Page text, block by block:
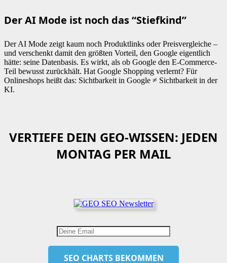
Der AI Mode ist noch das “Stiefkind”
Der AI Mode zeigt kaum noch Produktlinks oder Preisvergleiche –
und verschenkt damit den größten Vorteil, den Google eigentlich
hätte: seine Datenbasis. Es wirkt, als ob Google den E-Commerce-
Teil bewusst zurückhält. Hat Google Shopping verlernt? Für
Onlineshops heißt das: Sichtbarkeit in Google ≠ Sichtbarkeit in der
KI.
VERTIEFE DEIN GEO-WISSEN: JEDEN
MONTAG PER MAIL